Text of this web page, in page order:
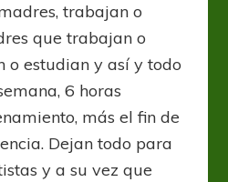
trabajan o
que trabajan o
o estudian y así y todo
6 horas
más el fin de
Dejan todo para
y a su vez que